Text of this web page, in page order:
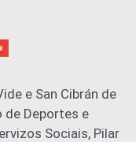
e San Cibrán de
de Deportes e
Sociais, Pilar